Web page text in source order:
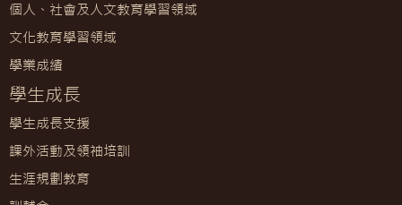
個人、社會及人文教育學習領域
文化教育學習領域
學業成績
學生成長
學生成長支援
課外活動及領袖培訓
生涯規劃教育